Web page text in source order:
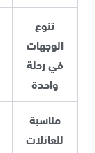
تنوع
الوجهات
في رحلة
واحدة
مناسبة
للعائلات